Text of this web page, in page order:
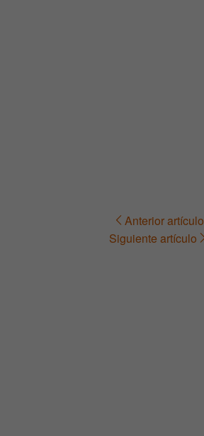
Navegación Anterior artículo
Siguiente artículo